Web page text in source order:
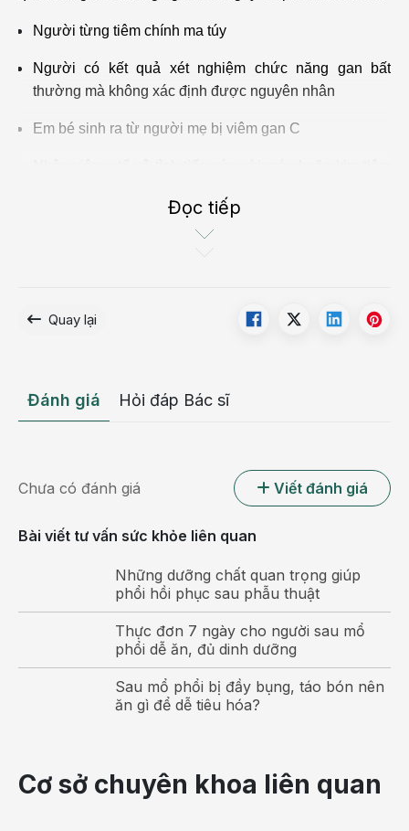
Người từng tiêm chính ma túy
Người có kết quả xét nghiệm chức năng gan bất
thường mà không xác định được nguyên nhân
Em bé sinh ra từ người mẹ bị viêm gan C
Những người mắc bệnh máu khó đông
Những người từng được truyền máu hoặc ghép tạng
Người nhiễm HIV
Bất cứ ai nghi ngờ bản thân có nguy cơ
Người có tiền sử hoặc đang chạy thận là một trong những
Đọc tiếp
Quay lại
Đánh giá Hỏi đáp Bác sĩ
Chưa có đánh giá Viết đánh giá
Bài viết tư vấn sức khỏe liên quan
Những dưỡng chất quan trọng giúp
phổi hồi phục sau phẫu thuật
Thực đơn 7 ngày cho người sau mổ
phổi dễ ăn, đủ dinh dưỡng
Sau mổ phổi bị đầy bụng, táo bón nên
ăn gì để dễ tiêu hóa?
Cơ sở chuyên khoa liên quan